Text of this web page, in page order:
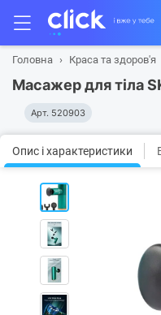
Головна Краса та здоров'я
Масажер для тіла
Арт. 520903
Опис і характеристики